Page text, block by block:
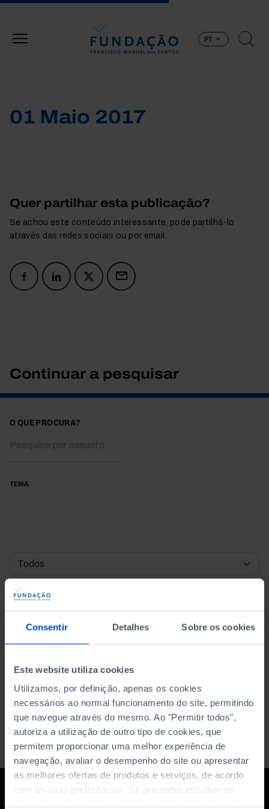
Consentir Detalhes Sobre os cookies
Este website utiliza cookies
Utilizamos, por definição, apenas os cookies
necessários ao normal funcionamento do site, permitindo
que navegue através do mesmo. Ao "Permitir todos",
autoriza a utilização de outro tipo de cookies, que
permitem proporcionar uma melhor experiência de
navegação, avaliar o desempenho do site ou apresentar
as melhores ofertas de produtos e serviços, de acordo
com as suas preferências. Se pretender escolher os
PT
01 Maio 2017
Quer partilhar esta publicação?
Se achou este conteúdo interessante, pode partilhá-lo
através das redes sociais ou por email.
Continuar a pesquisar
O QUE PROCURA?
TEMA
DATA DE INÍCIO
DATA DE FIM